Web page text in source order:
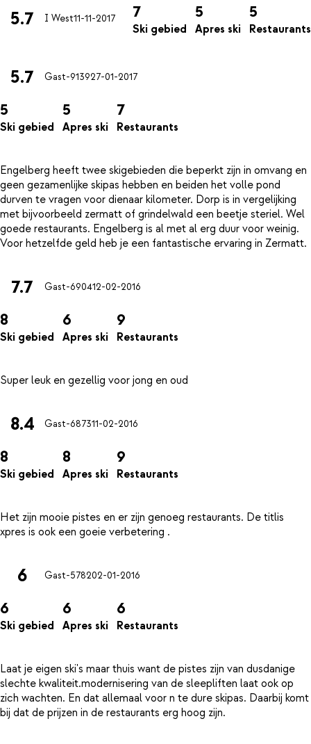
5.7 I West11-11-2017 7
Ski gebied
5
Apres ski
5
Restaurants
5.7 Gast-913927-01-2017
5
Ski gebied
5
Apres ski
7
Restaurants
Engelberg heeft twee skigebieden die beperkt zijn in omvang en
geen gezamenlijke skipas hebben en beiden het volle pond
durven te vragen voor dienaar kilometer. Dorp is in vergelijking
met bijvoorbeeld zermatt of grindelwald een beetje steriel. Wel
goede restaurants. Engelberg is al met al erg duur voor weinig.
7.7 Gast-690412-02-2016
8
Ski gebied
6
Apres ski
9
Restaurants
8.4 Gast-687311-02-2016
8
Ski gebied
8
Apres ski
9
Restaurants
Het zijn mooie pistes en er zijn genoeg restaurants. De titlis
6 Gast-578202-01-2016
6
Ski gebied
6
Apres ski
6
Restaurants
Laat je eigen ski's maar thuis want de pistes zijn van dusdanige
slechte kwaliteit.modernisering van de sleepliften laat ook op
zich wachten. En dat allemaal voor n te dure skipas. Daarbij komt